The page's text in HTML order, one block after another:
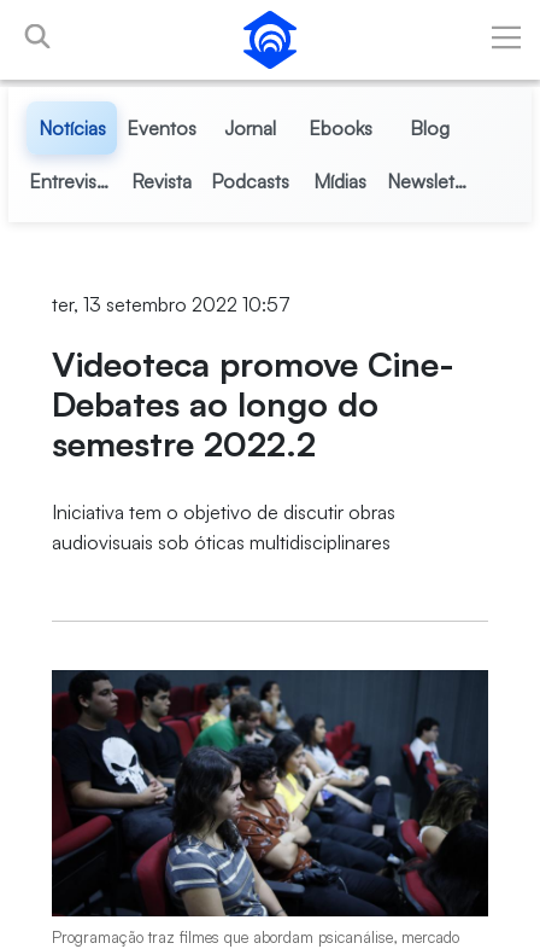
Pular para o Conteúdo principal
Notícias Eventos Jornal Ebooks Blog
Entrevistas Revista Podcasts Mídias Newsletter
ter, 13 setembro 2022 10:57
Videoteca promove Cine-
Debates ao longo do
semestre 2022.2
Iniciativa tem o objetivo de discutir obras
audiovisuais sob óticas multidisciplinares
Programação traz filmes que abordam psicanálise, mercado